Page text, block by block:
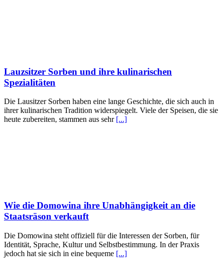
Lauzsitzer Sorben und ihre kulinarischen
Spezialitäten
Die Lausitzer Sorben haben eine lange Geschichte, die sich auch in
ihrer kulinarischen Tradition widerspiegelt. Viele der Speisen, die sie
heute zubereiten, stammen aus sehr [...]
Wie die Domowina ihre Unabhängigkeit an die
Staatsräson verkauft
Die Domowina steht offiziell für die Interessen der Sorben, für
Identität, Sprache, Kultur und Selbstbestimmung. In der Praxis
jedoch hat sie sich in eine bequeme [...]